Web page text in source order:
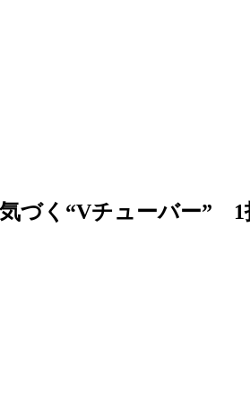
づく“Vチューバー”